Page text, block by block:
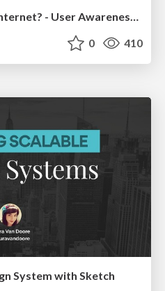
Have SEOs Ruined the Internet? - User Awareness of SEO in 2025
0 410
System with Sketch